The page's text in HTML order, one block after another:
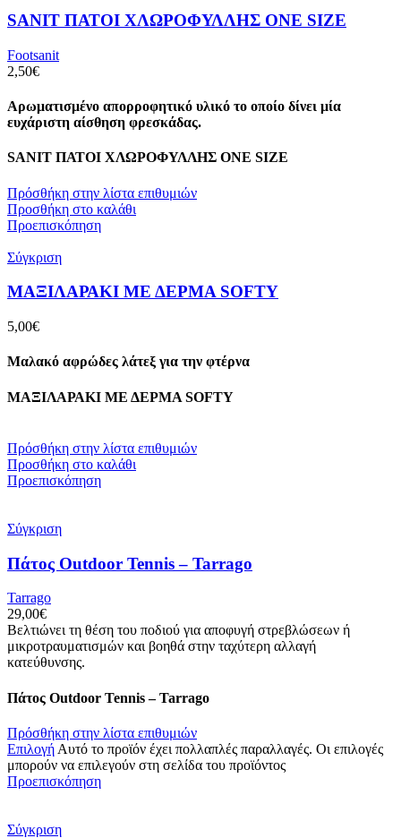
SANIT ΠΑΤΟΙ ΧΛΩΡΟΦΥΛΛΗΣ ΟΝΕ SIZE
Footsanit
2,50€
Aρωματισμένο απορροφητικό υλικό το οποίο δίνει μία
ευχάριστη αίσθηση φρεσκάδας.
SANIT ΠΑΤΟΙ ΧΛΩΡΟΦΥΛΛΗΣ ΟΝΕ SIZE
Πρόσθήκη στην λίστα επιθυμιών
Προσθήκη στο καλάθι
Προεπισκόπηση
Σύγκριση
ΜΑΞΙΛΑΡΑΚΙ ΜΕ ΔΕΡΜΑ SOFTY
5,00€
Μαλακό αφρώδες λάτεξ για την φτέρνα
ΜΑΞΙΛΑΡΑΚΙ ΜΕ ΔΕΡΜΑ SOFTY
Πρόσθήκη στην λίστα επιθυμιών
Προσθήκη στο καλάθι
Προεπισκόπηση
Σύγκριση
Πάτος Outdoor Tennis – Tarrago
Tarrago
29,00€
Βελτιώνει τη θέση του ποδιού για αποφυγή στρεβλώσεων ή
μικροτραυματισμών και βοηθά στην ταχύτερη αλλαγή
κατεύθυνσης.
Πάτος Outdoor Tennis – Tarrago
Πρόσθήκη στην λίστα επιθυμιών
Επιλογή Αυτό το προϊόν έχει πολλαπλές παραλλαγές. Οι επιλογές
μπορούν να επιλεγούν στη σελίδα του προϊόντος
Προεπισκόπηση
Σύγκριση